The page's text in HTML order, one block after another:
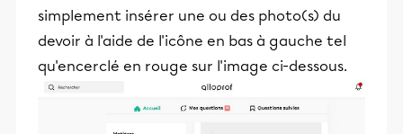
simplement insérer une ou des photo(s) du
devoir à l'aide de l'icône en bas à gauche tel
qu'encerclé en rouge sur l'image ci-dessous.